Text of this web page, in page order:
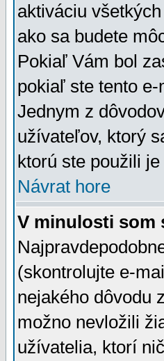
aktiváciu
ako sa budete
Pokiaľ Vám bol
pokiaľ ste tento
Jednym z
užívateľov, ktorý
ktorú ste použili
Návrat hore
V minulosti som
(skontrolujte e-
nejakého dôvodu
možno nevložili
užívatelia, ktorí